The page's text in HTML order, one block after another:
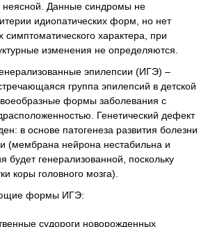
неясной. Данные синдромы не
идиопатических форм, но нет
симптоматического характера, при
изменения не определяются.
эпилепсии (ИГЭ) –
группа эпилепсий в детской
формы заболевания с
Генетический дефект
в основе патогенеза развития болезни
(мембрана нейрона нестабильна и
генерализованной, поскольку
коры головного мозга).
формы ИГЭ:
судороги новорожденных